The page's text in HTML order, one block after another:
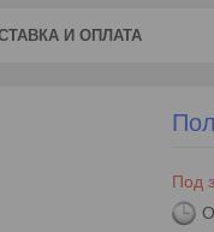
И ОПЛАТА
Под